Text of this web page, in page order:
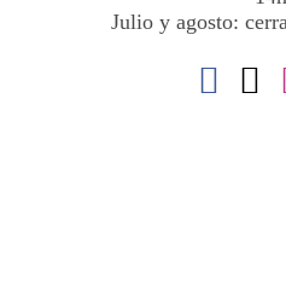
Julio y agosto: